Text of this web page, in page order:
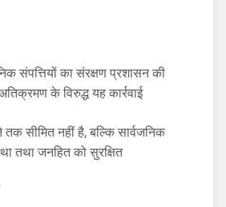
संपत्तियों का संरक्षण प्रशासन की
के विरुद्ध यह कार्रवाई
सीमित नहीं है, बल्कि सार्वजनिक
तथा जनहित को सुरक्षित